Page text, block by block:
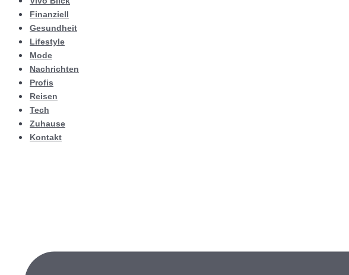
Finanziell
Gesundheit
Lifestyle
Mode
Nachrichten
Profis
Reisen
Tech
Zuhause
Kontakt